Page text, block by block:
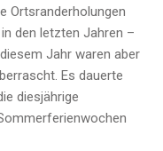
Ortsranderholungen
den letzten Jahren –
Jahr waren aber
Es dauerte
diesjährige